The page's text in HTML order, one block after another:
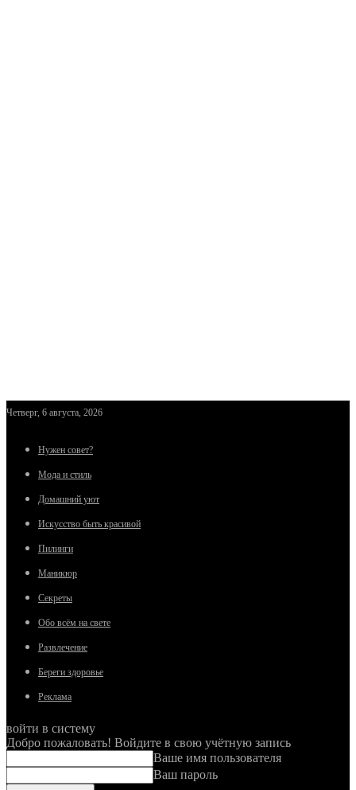
Четверг, 6 августа, 2026
Нужен совет?
Мода и стиль
Домашний уют
Искусство быть красивой
Пилинги
Маникюр
Секреты
Обо всём на свете
Развлечение
Береги здоровье
Реклама
войти в систему
Добро пожаловать! Войдите в свою учётную запись
Ваше имя пользователя
Ваш пароль